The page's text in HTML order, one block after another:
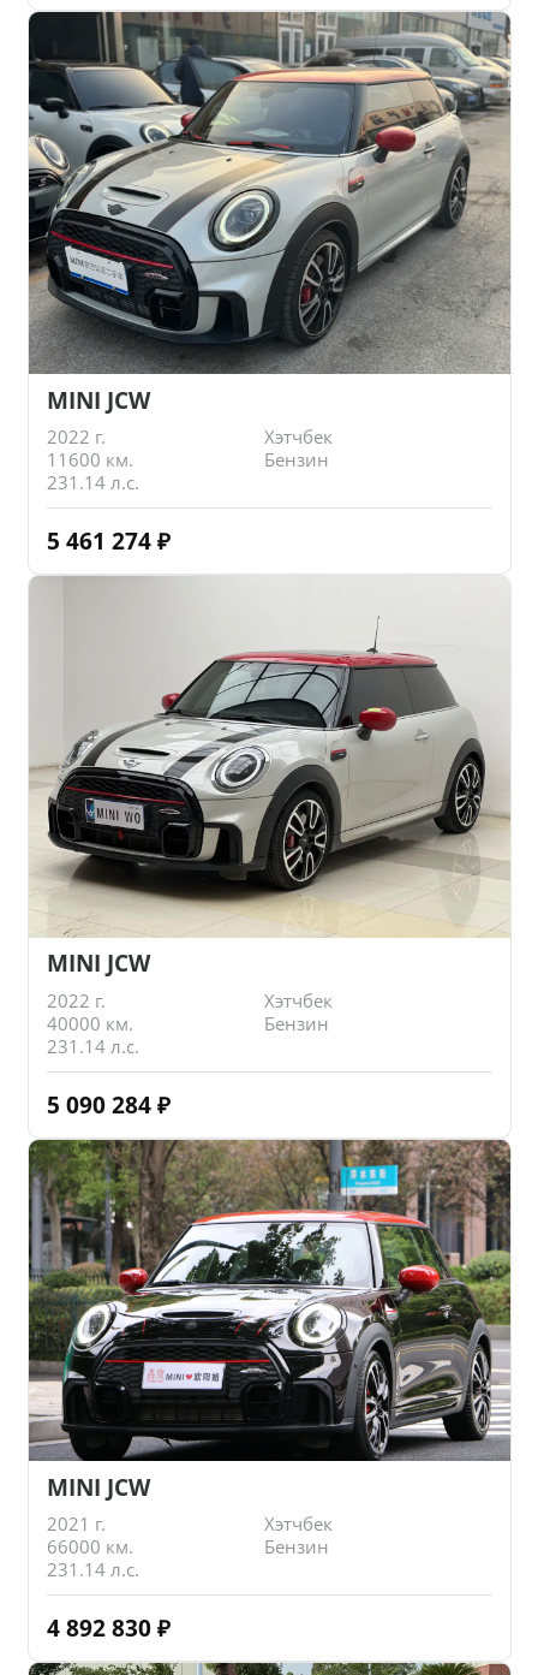
MINI JCW
2022 г.
Хэтчбек
11600 км.
Бензин
231.14 л.с.
5 461 274 ₽
MINI JCW
2022 г.
Хэтчбек
40000 км.
Бензин
231.14 л.с.
5 090 284 ₽
MINI JCW
2021 г.
Хэтчбек
66000 км.
Бензин
231.14 л.с.
4 892 830 ₽